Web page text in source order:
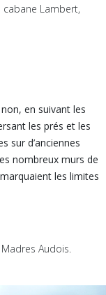
Lambert,
en suivant les
les prés et les
sur d’anciennes
nombreux murs de
marquaient les limites
Audois.